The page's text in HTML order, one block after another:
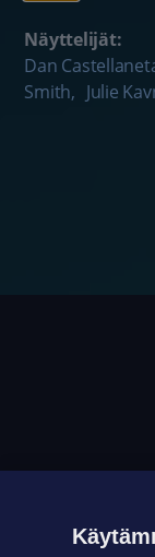
Näyttelijät:
Dan
Smith, Julie